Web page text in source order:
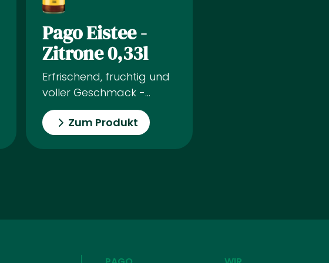
Pago Eistee -
Zitrone 0,33l
Erfrischend, fruchtig und
voller Geschmack -
unser Eistee Zitrone ist die
perfekte Erfrischung für
heiße Sommertage.
sonnengereifter Zitronen,
mit seinem einzigartigen
Zum Produkt